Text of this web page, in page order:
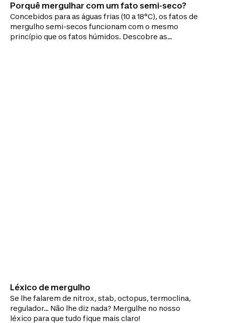
Porquê mergulhar com um fato semi-seco?
Concebidos para as águas frias (10 a 18°C), os fatos de
mergulho semi-secos funcionam com o mesmo
princípio que os fatos húmidos. Descobre as
Léxico de mergulho
Se lhe falarem de nitrox, stab, octopus, termoclina,
regulador… Não lhe diz nada? Mergulhe no nosso
léxico para que tudo fique mais claro!